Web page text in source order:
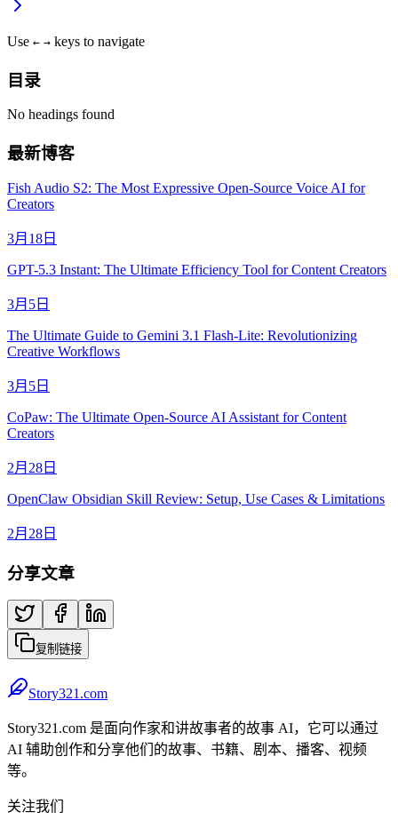
Use ← → keys to navigate
目录
No headings found
最新博客
Fish Audio S2: The Most Expressive Open-Source Voice AI for
Creators
3月18日
GPT-5.3 Instant: The Ultimate Efficiency Tool for Content Creators
3月5日
The Ultimate Guide to Gemini 3.1 Flash-Lite: Revolutionizing
Creative Workflows
3月5日
CoPaw: The Ultimate Open-Source AI Assistant for Content
Creators
2月28日
OpenClaw Obsidian Skill Review: Setup, Use Cases & Limitations
2月28日
分享文章
复制链接
Story321.com
Story321.com 是面向作家和讲故事者的故事 AI，它可以通过
AI 辅助创作和分享他们的故事、书籍、剧本、播客、视频
等。
关注我们